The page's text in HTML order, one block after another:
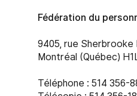
Fédération du
9405, rue Sherbrooke
Montréal (Québec)
Téléphone : 514 356-